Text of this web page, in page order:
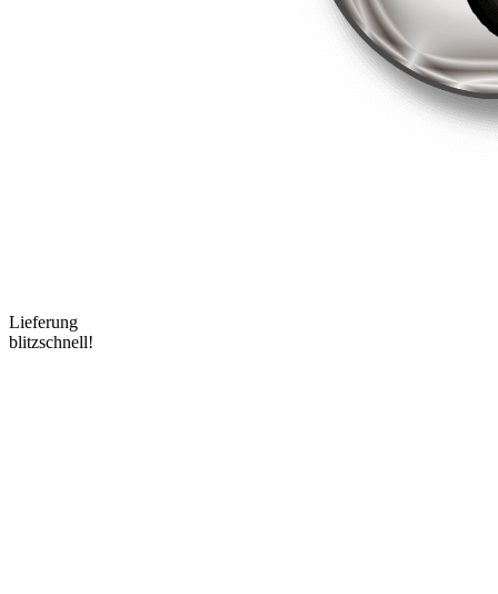
Lieferung
blitzschnell!